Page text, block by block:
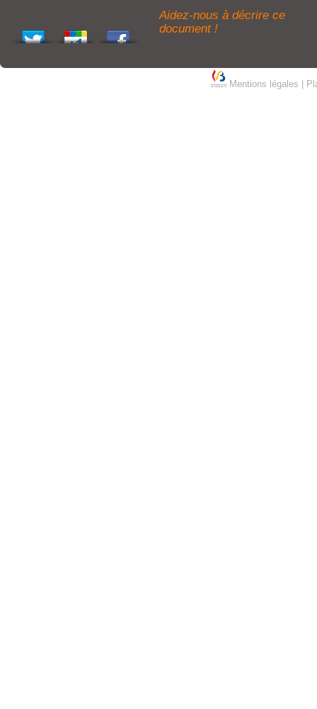
Aidez-nous à décrire ce
document !
Mentions légales